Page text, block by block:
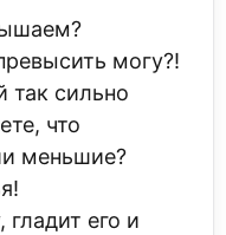
могу?!
так сильно
что
меньшие?
его и